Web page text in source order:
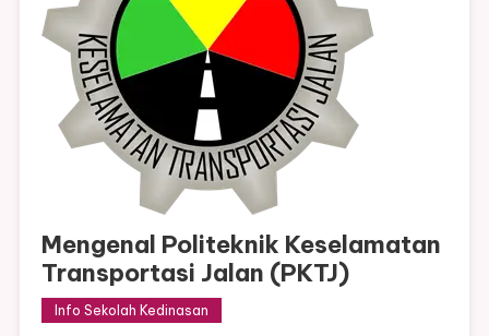
Mengenal Politeknik Keselamatan
Transportasi Jalan (PKTJ)
Info Sekolah Kedinasan